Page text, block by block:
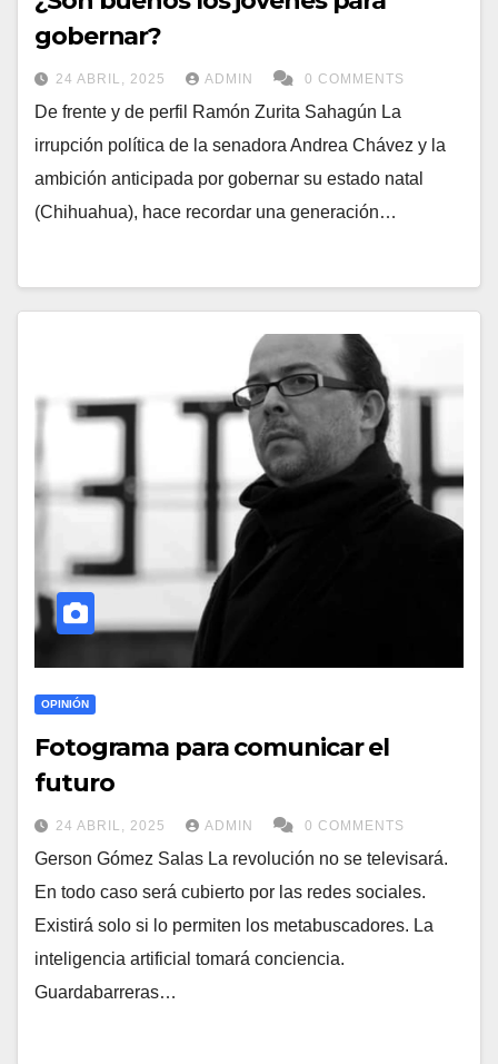
gobernar?
24 ABRIL, 2025 ADMIN 0 COMMENTS
De frente y de perfil Ramón Zurita Sahagún La
irrupción política de la senadora Andrea Chávez y la
ambición anticipada por gobernar su estado natal
(Chihuahua), hace recordar una generación…
OPINIÓN
Fotograma para comunicar el
futuro
24 ABRIL, 2025 ADMIN 0 COMMENTS
Gerson Gómez Salas La revolución no se televisará.
En todo caso será cubierto por las redes sociales.
Existirá solo si lo permiten los metabuscadores. La
inteligencia artificial tomará conciencia.
Guardabarreras…